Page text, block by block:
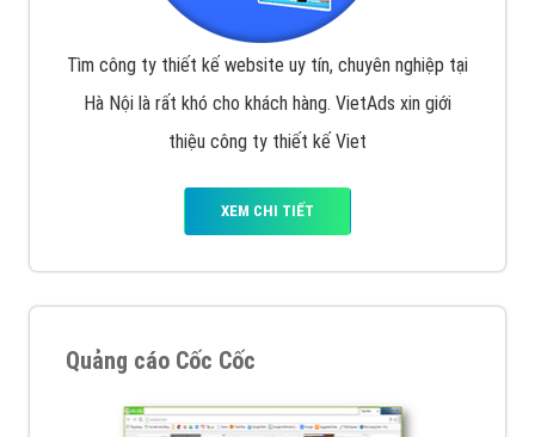
Tìm công ty thiết kế website uy tín, chuyên nghiệp tại
Hà Nội là rất khó cho khách hàng. VietAds xin giới
thiệu công ty thiết kế Viet
XEM CHI TIẾT
Quảng cáo Cốc Cốc